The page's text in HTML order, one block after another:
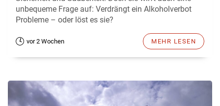
unbequeme Frage auf: Verdrängt ein Alkoholverbot
Probleme – oder löst es sie?
vor 2 Wochen MEHR LESEN